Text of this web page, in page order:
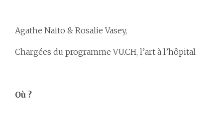
Agathe Naito & Rosalie Vasey,
Chargées du programme VU.CH, l’art à l’hôpital
Où ?